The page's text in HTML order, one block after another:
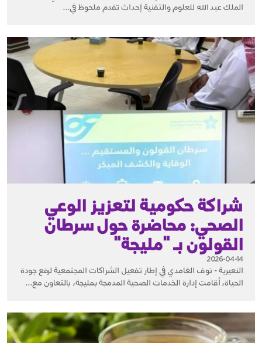
الملك عبد الله للعلوم والتقنية إحداث تقدم ملحوظ في...
شراكة حكومية لتعزيز الوعي
الصحي: محاضرة حول سرطان
القولون بـ "مليجة"
2026-04-14
النعيرية - نوف الغامدي في إطار تفعيل الشراكات المجتمعية لرفع جودة
الحياة، أقامت إدارة الخدمات الصحية المدمجة بمليجة، بالتعاون مع...